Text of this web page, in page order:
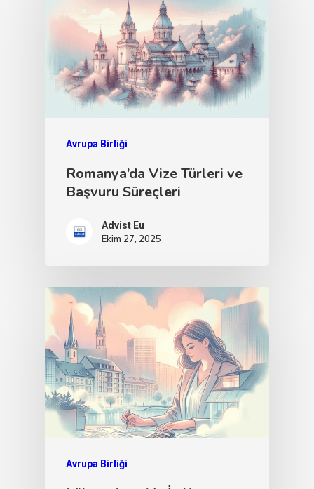
Avrupa Birliği
Romanya’da Vize Türleri ve
Başvuru Süreçleri
Advist Eu
Ekim 27, 2025
Avrupa Birliği